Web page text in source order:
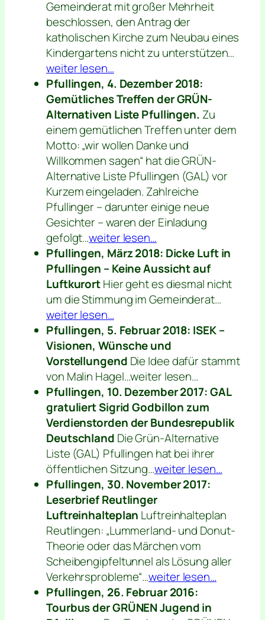
Gemeinderat mit großer Mehrheit
beschlossen, den Antrag der
katholischen Kirche zum Neubau eines
Kindergartens nicht zu unterstützen…
weiter lesen…
Pfullingen, 4. Dezember 2018:
Gemütliches Treffen der GRÜN-
Alternativen Liste Pfullingen. Zu
einem gemütlichen Treffen unter dem
Motto: „wir wollen Danke und
Willkommen sagen“ hat die GRÜN-
Alternative Liste Pfullingen (GAL) vor
Kurzem eingeladen. Zahlreiche
Pfullinger – darunter einige neue
Gesichter – waren der Einladung
gefolgt…weiter lesen…
Pfullingen, März 2018: Dicke Luft in
Pfullingen – Keine Aussicht auf
LuftkurortHier geht es diesmal nicht
um die Stimmung im Gemeinderat…
weiter lesen…
Pfullingen, 5. Februar 2018: ISEK –
Visionen, Wünsche und
Vorstellungend Die Idee dafür stammt
von Malin Hagel…weiter lesen…
Pfullingen, 10. Dezember 2017: GAL
gratuliert Sigrid Godbillon zum
Verdienstorden der Bundesrepublik
Deutschland Die Grün-Alternative
Liste (GAL) Pfullingen hat bei ihrer
öffentlichen Sitzung…weiter lesen…
Pfullingen, 30. November 2017:
Leserbrief Reutlinger
Luftreinhalteplan Luftreinhalteplan
Reutlingen: „Lummerland- und Donut-
Theorie oder das Märchen vom
Scheibengipfeltunnel als Lösung aller
Verkehrsprobleme“…weiter lesen…
Pfullingen, 26. Februar 2016:
Tourbus der GRÜNEN Jugend in